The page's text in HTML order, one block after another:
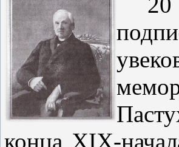
конца XIX-